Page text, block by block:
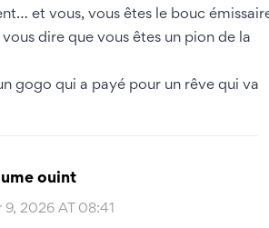
et vous, vous êtes le bouc
dire que vous êtes un pion de la
gogo qui a payé pour un rêve qui va
ouint
9, 2026 AT 08:41